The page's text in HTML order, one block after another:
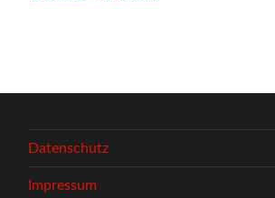
Datenschutz
Impressum